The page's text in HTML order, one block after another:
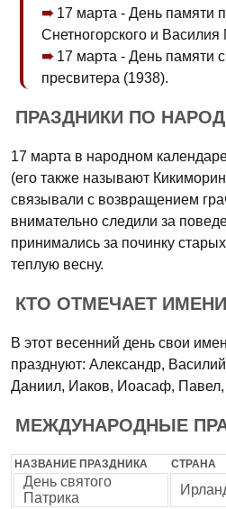
17 марта - День памяти
Снетногорского и
17 марта - День памяти
пресвитера (1938).
ПРАЗДНИКИ ПО
17 марта в народном
(его также называют
связывали с возвращением
внимательно следили за
принимались за починку
теплую весну.
КТО ОТМЕЧАЕТ
В этот весенний день свои
празднуют: Александр,
Даниил, Иаков, Иоасаф,
МЕЖДУНАРОДНЫЕ
НАЗВАНИЕ ПРАЗДНИКА СТРАНА
День святого
Патрика